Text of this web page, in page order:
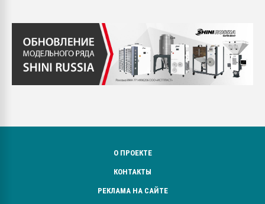
О ПРОЕКТЕ
КОНТАКТЫ
РЕКЛАМА НА САЙТЕ